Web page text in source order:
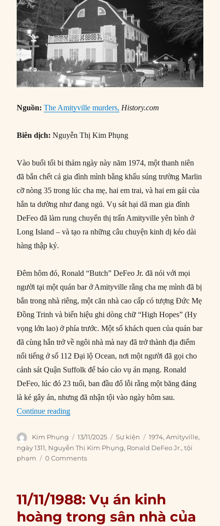
Nguồn:The Amityville murders, History.com
Biên dịch: Nguyễn Thị Kim Phụng
Vào buổi tối bi thảm ngày này năm 1974, một thanh niên
đã bắn chết cả gia đình mình bằng khẩu súng trường Marlin
cỡ nòng 35 trong lúc cha mẹ, hai em trai, và hai em gái của
hắn ta dường như đang ngủ. Vụ sát hại dã man gia đình
DeFeo đã làm rung chuyển thị trấn Amityville yên bình ở
Long Island – và tạo ra những câu chuyện kinh dị kéo dài
hàng thập kỷ.
Đêm hôm đó, Ronald “Butch” DeFeo Jr. đã nói với mọi
người tại một quán bar ở Amityville rằng cha mẹ mình đã bị
bắn trong nhà riêng, một căn nhà cao cấp có tượng Đức Mẹ
Đồng Trinh và biển hiệu ghi dòng chữ “High Hopes” (Hy
vọng lớn lao) ở phía trước. Một số khách quen của quán bar
đã cùng hắn trở về ngôi nhà mà nay đã trở thành địa điểm
nổi tiếng ở số 112 Đại lộ Ocean, nơi một người đã gọi cho
cảnh sát Quận Suffolk để báo cáo vụ án mạng. Ronald
DeFeo, lúc đó 23 tuổi, ban đầu đổ lỗi rằng một băng đảng
là kẻ gây án, nhưng đã nhận tội vào ngày hôm sau.
Continue reading“13/11/1974: Án mạng kinh hoàng tại
Author
Kim Phụng
Posted
on
13/11/2025 Categories
Sự kiện Tags
1974,Amityville,
ngày 1311, Nguyễn Thị Kim Phụng, Ronald DeFeo Jr.,tội
phạm
0 Comments
11/11/1988: Vụ án kinh
hoàng trong sân nhà của